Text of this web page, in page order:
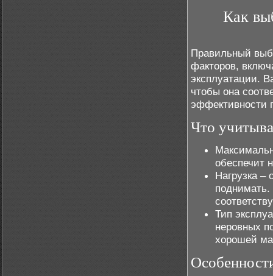
Как
Правильный
факторов,
эксплуатации.
чтобы она
эффективности
Что
обеспечит
Нагрузка –
поднимать.
Тип
неровных
хорошей